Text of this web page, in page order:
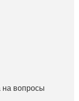
на вопросы